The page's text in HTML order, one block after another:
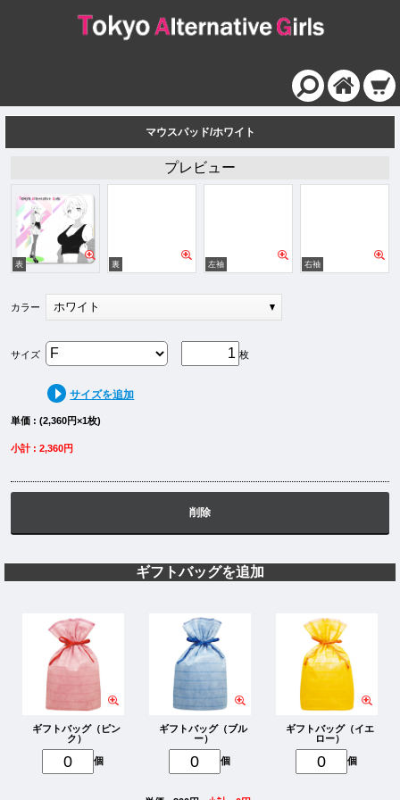
マウスパッド/ホワイト
プレビュー
カラー ホワイト
枚
サイズ
サイズを追加
単価 : (2,360円×1枚)
小計 : 2,360円
削除
ギフトバッグを追加
ギフトバッグ（ピン
ク）
個
ギフトバッグ（ブル
ー）
個
ギフトバッグ（イエ
ロー）
個